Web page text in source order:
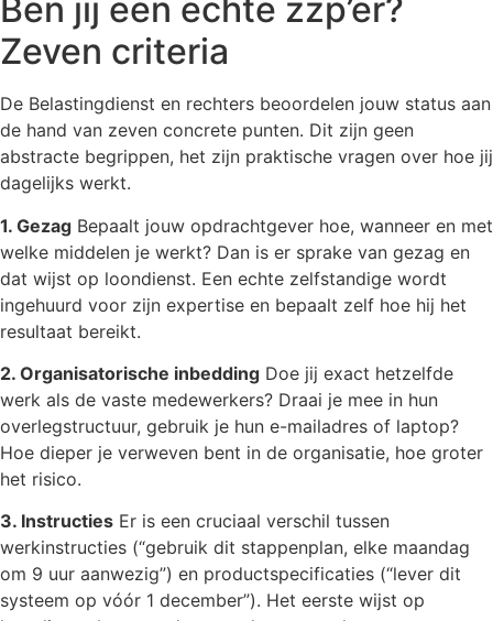
Ben jij een echte zzp’er?
Zeven criteria
De Belastingdienst en rechters beoordelen jouw status aan
de hand van zeven concrete punten. Dit zijn geen
abstracte begrippen, het zijn praktische vragen over hoe jij
dagelijks werkt.
1. Gezag Bepaalt jouw opdrachtgever hoe, wanneer en met
welke middelen je werkt? Dan is er sprake van gezag en
dat wijst op loondienst. Een echte zelfstandige wordt
ingehuurd voor zijn expertise en bepaalt zelf hoe hij het
resultaat bereikt.
2. Organisatorische inbedding Doe jij exact hetzelfde
werk als de vaste medewerkers? Draai je mee in hun
overlegstructuur, gebruik je hun e-mailadres of laptop?
Hoe dieper je verweven bent in de organisatie, hoe groter
het risico.
3. Instructies Er is een cruciaal verschil tussen
werkinstructies (“gebruik dit stappenplan, elke maandag
om 9 uur aanwezig”) en productspecificaties (“lever dit
systeem op vóór 1 december”). Het eerste wijst op